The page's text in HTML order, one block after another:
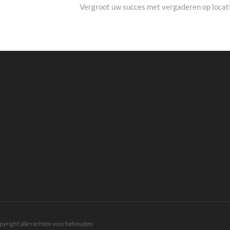
bericht:
Vergroot uw succes met vergaderen op
alle rechten voorbehouden